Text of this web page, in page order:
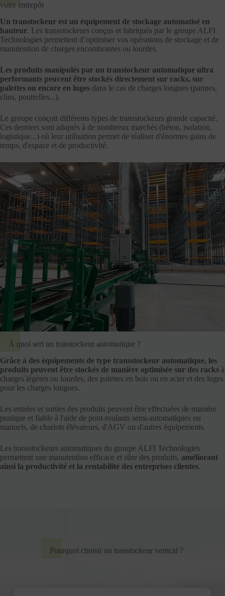
votre entrepôt
Un transtockeur est un équipement de stockage automatisé en
hauteur. Les transstockeurs conçus et fabriqués par le groupe ALFI
Technologies permettent d’optimiser vos opérations de stockage et de
manutention de charges encombrantes ou lourdes.
Les produits manipulés par un transtockeur automatique ultra
performants peuvent être stockés directement sur racks, sur
palettes ou encore en luges dans le cas de charges longues (pannes,
clins, poutrelles...).
Le groupe conçoit différents types de transstockeurs grande capacité.
Ces derniers sont adaptés à de nombreux marchés (béton, isolation,
logistique...) où leur utilisation permet de réaliser d'énormes gains de
temps, d'espace et de productivité.
À quoi sert un transtockeur automatique ?
Grâce à des équipements de type transstockeur automatique, les
produits peuvent être stockés de manière optimisée sur des racks à
charges légères ou lourdes, des palettes en bois ou en acier et des luges
pour les charges longues.
Les entrées et sorties des produits peuvent être effectuées de manière
pratique et fiable à l'aide de pont-roulants semi-automatiques ou
manuels, de chariots élévateurs, d'AGV ou d'autres équipements.
Les transstockeurs automatiques du groupe ALFI Technologies
permettent une manutention efficace et sûre des produits, améliorant
ainsi la productivité et la rentabilité des entreprises clientes.
Pourquoi choisir un transtockeur vertical ?